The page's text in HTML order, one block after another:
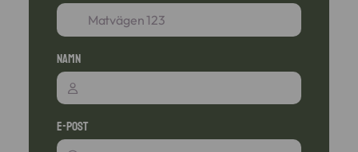
Namn
E-post